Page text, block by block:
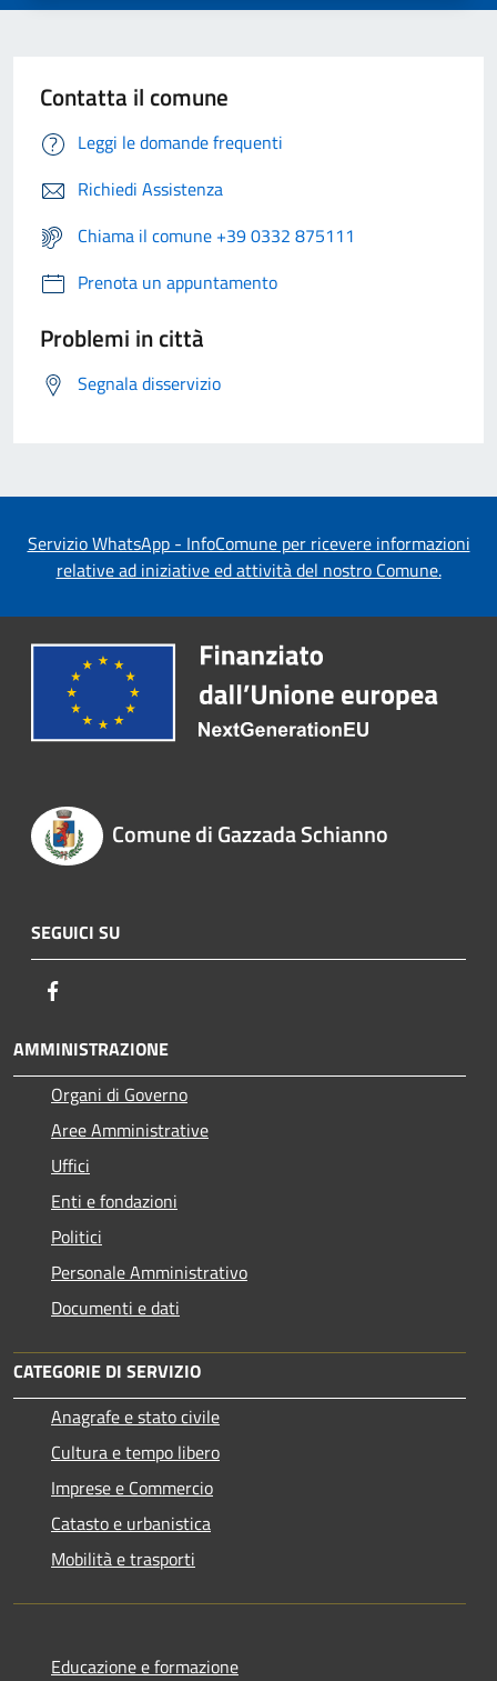
Contatta il comune
Leggi le domande frequenti
Richiedi Assistenza
Chiama il comune +39 0332 875111
Prenota un appuntamento
Problemi in città
Segnala disservizio
Servizio WhatsApp - InfoComune per ricevere informazioni
relative ad iniziative ed attività del nostro Comune.
Comune di Gazzada Schianno
SEGUICI SU
AMMINISTRAZIONE
Organi di Governo
Aree Amministrative
Uffici
Enti e fondazioni
Politici
Personale Amministrativo
Documenti e dati
CATEGORIE DI SERVIZIO
Anagrafe e stato civile
Cultura e tempo libero
Imprese e Commercio
Catasto e urbanistica
Mobilità e trasporti
Educazione e formazione